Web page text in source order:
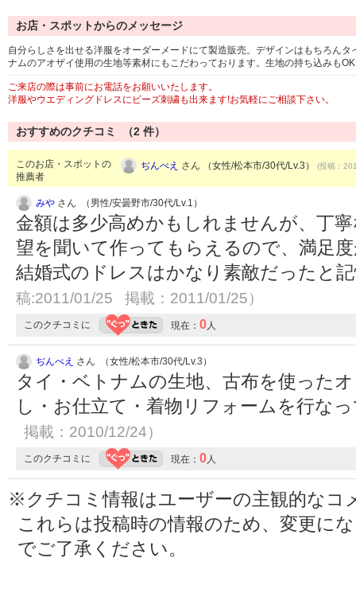
お店・スポットからのメッセージ
自分らしさを出せる洋服をオーダーメードにて製造販売。デザインはもちろん
ナムのアオザイ使用の生地等素材にもこだわっております。生地の持ち込みも
ご来店の際は事前にお電話をお願いいたします。
洋服やウエディングドレスにビーズ刺繍も出来ます!お気軽にご相談下さい。
おすすめのクチコミ （2 件）
このお店・スポットの
推薦者
ぢんべえ さん （女性/松本市/30代/Lv.3） (投稿：
みや さん （男性/安曇野市/30代/Lv.1）
金額は多少高めかもしれませんが、丁
望を聞いて作ってもらえるので、満足
結婚式のドレスはかなり素敵だったと
稿:2011/01/25 掲載：2011/01/25）
このクチコミに 現在： 0人
ぢんべえ さん （女性/松本市/30代/Lv.3）
タイ・ベトナムの生地、古布を使った
し・お仕立て・着物リフォームを行な
掲載：2010/12/24）
このクチコミに 現在： 0人
※クチコミ情報はユーザーの主観的なコ
これらは投稿時の情報のため、変更に
でご了承ください。